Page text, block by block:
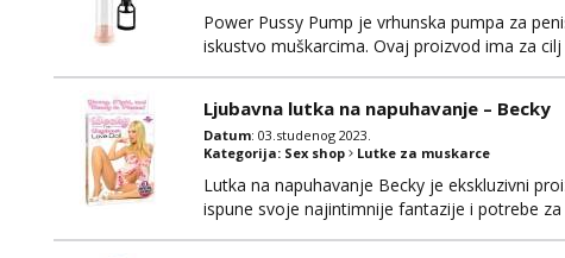
Power Pussy Pump je vrhunska pumpa za
iskustvo muškarcima. Ovaj proizvod ima za
Ljubavna lutka na napuhavanje – Becky
Datum: 03.studenog 2023.
Kategorija: Sex shop Lutke za muskarce
Lutka na napuhavanje Becky je ekskluzivni
ispune svoje najintimnije fantazije i potrebe